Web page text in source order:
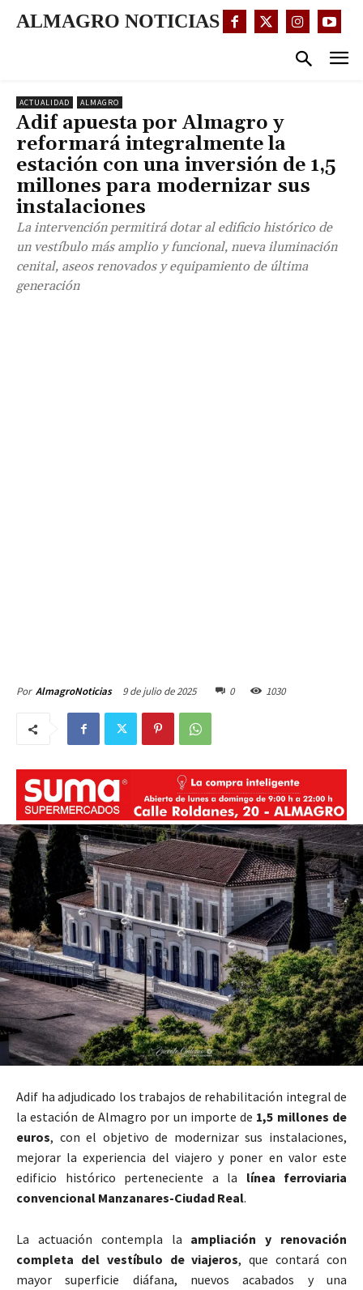
ALMAGRO NOTICIAS
ACTUALIDAD ALMAGRO
Adif apuesta por Almagro y
reformará integralmente la
estación con una inversión de 1,5
millones para modernizar sus
instalaciones
La intervención permitirá dotar al edificio histórico de
un vestíbulo más amplio y funcional, nueva iluminación
cenital, aseos renovados y equipamiento de última
generación
Por AlmagroNoticias 9 de julio de 2025 0 1030
Adif ha adjudicado los trabajos de rehabilitación integral de
la estación de Almagro por un importe de 1,5 millones de
euros, con el objetivo de modernizar sus instalaciones,
mejorar la experiencia del viajero y poner en valor este
edificio histórico perteneciente a la línea ferroviaria
convencional Manzanares-Ciudad Real.
La actuación contempla la ampliación y renovación
completa del vestíbulo de viajeros, que contará con
mayor superficie diáfana, nuevos acabados y una